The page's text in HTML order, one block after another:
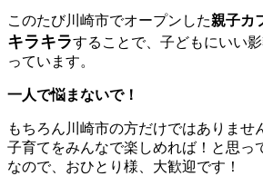
このたび川崎市でオープンした親子カ
キラキラすることで、子どもにいい
っています。
一人で悩まないで！
もちろん川崎市の方だけではありませ
子育てをみんなで楽しめれば！と思っ
なので、おひとり様、大歓迎です！